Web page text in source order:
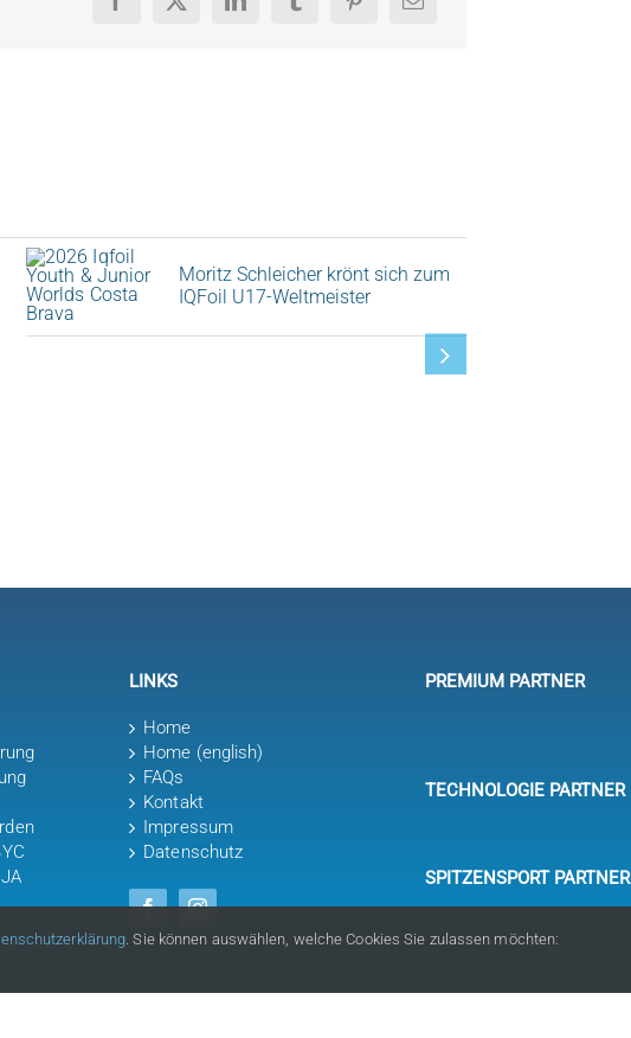
Moritz Schleicher krönt sich zum
IQFoil U17-Weltmeister
LINKS
Home
Home (english)
FAQs
Kontakt
Impressum
Datenschutz
PREMIUM PARTNER
TECHNOLOGIE PARTNER
SPITZENSPORT PARTNER
. Sie können auswählen, welche Cookies Sie zulassen möchten: